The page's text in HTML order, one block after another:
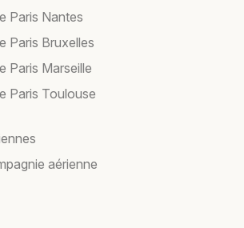
Paris Nantes
Paris Bruxelles
Paris Marseille
Paris Toulouse
aérienne